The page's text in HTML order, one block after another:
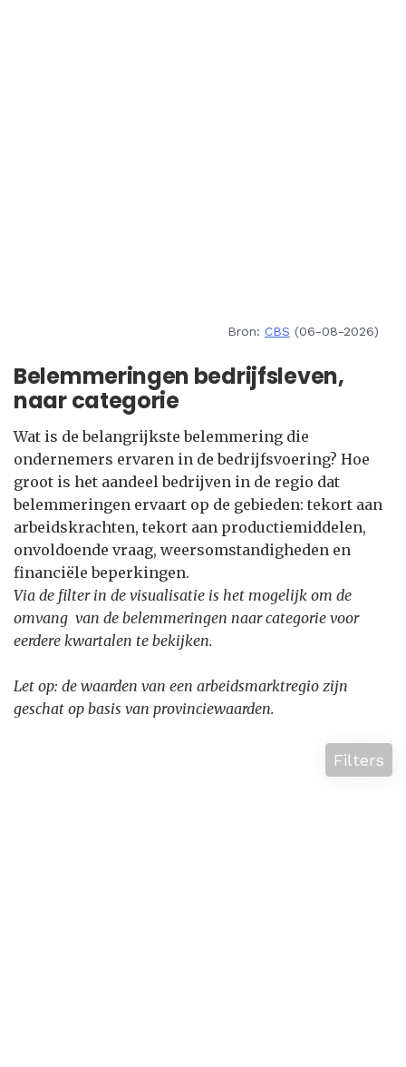
Bron: CBS (06-08-2026)
Belemmeringen bedrijfsleven,
naar categorie
Wat is de belangrijkste belemmering die
ondernemers ervaren in de bedrijfsvoering? Hoe
groot is het aandeel bedrijven in de regio dat
belemmeringen ervaart op de gebieden: tekort aan
arbeidskrachten, tekort aan productiemiddelen,
onvoldoende vraag, weersomstandigheden en
financiële beperkingen.
Via de filter in de visualisatie is het mogelijk om de
omvang van de belemmeringen naar categorie voor
eerdere kwartalen te bekijken.
Let op: de waarden van een arbeidsmarktregio zijn
geschat op basis van provinciewaarden.
Filters